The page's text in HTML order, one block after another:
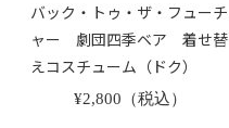
バック・トゥ・ザ・フューチ
ャー 劇団四季ベア 着せ替
えコスチューム（ドク）
¥2,800（税込）